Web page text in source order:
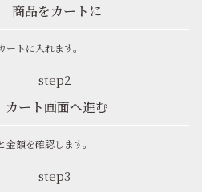
商品をカートに
トに入れます。
step2
カート画面へ進む
額を確認します。
step3